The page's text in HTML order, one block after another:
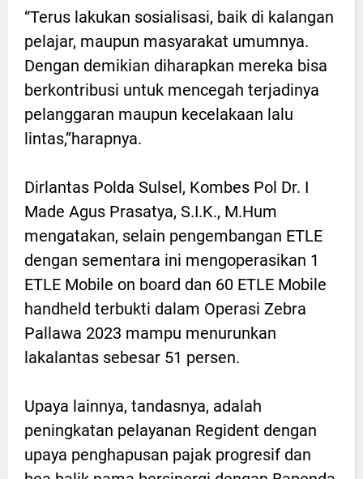
“Terus lakukan sosialisasi, baik di kalangan
pelajar, maupun masyarakat umumnya.
Dengan demikian diharapkan mereka bisa
berkontribusi untuk mencegah terjadinya
pelanggaran maupun kecelakaan lalu
lintas,”harapnya.
Dirlantas Polda Sulsel, Kombes Pol Dr. I
Made Agus Prasatya, S.I.K., M.Hum
mengatakan, selain pengembangan ETLE
dengan sementara ini mengoperasikan 1
ETLE Mobile on board dan 60 ETLE Mobile
handheld terbukti dalam Operasi Zebra
Pallawa 2023 mampu menurunkan
lakalantas sebesar 51 persen.
Upaya lainnya, tandasnya, adalah
peningkatan pelayanan Regident dengan
upaya penghapusan pajak progresif dan